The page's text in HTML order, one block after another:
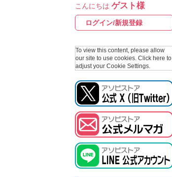
プロジェクトアイマス ヴイアライヴ
テイルズ オブ シリーズ
こんにちは ゲスト様
ログイン/新規登録
To view this content, please allow
our site to use cookies. Click here to
adjust your Cookie Settings.